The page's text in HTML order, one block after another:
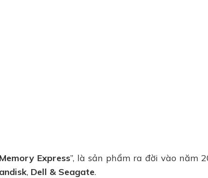
Express”, là sản phẩm ra đời vào năm
, Dell & Seagate.